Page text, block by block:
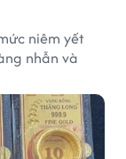
niêm yết
nhẫn và